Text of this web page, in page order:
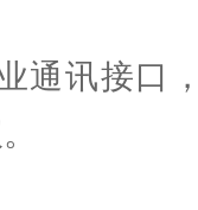
通讯接口